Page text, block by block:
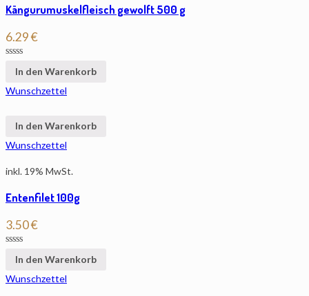
Kängurumuskelfleisch gewolft 500 g
6.29€
In den Warenkorb
Wunschzettel
In den Warenkorb
Wunschzettel
inkl. 19% MwSt.
Entenfilet 100g
3.50€
In den Warenkorb
Wunschzettel